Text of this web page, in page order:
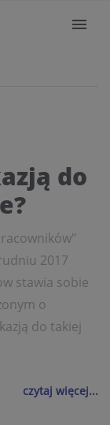
do
2017
stawia sobie
o
do takiej
czytaj więcej...